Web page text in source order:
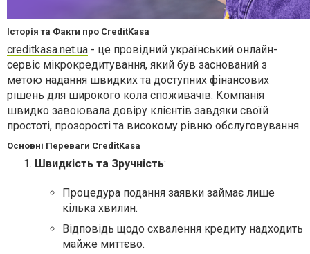
Історія та Факти про CreditKasa
creditkasa.net.ua - це провідний український онлайн-
сервіс мікрокредитування, який був заснований з
метою надання швидких та доступних фінансових
рішень для широкого кола споживачів. Компанія
швидко завоювала довіру клієнтів завдяки своїй
простоті, прозорості та високому рівню обслуговування.
Основні Переваги CreditKasa
Швидкість та Зручність:
Процедура подання заявки займає лише
кілька хвилин.
Відповідь щодо схвалення кредиту надходить
майже миттєво.